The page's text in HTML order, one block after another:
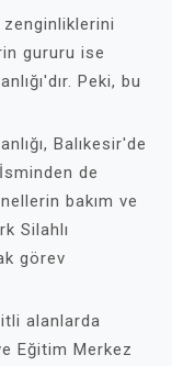
gururu ise
Peki, bu
Balıkesir'de
de
bakım ve
Silahlı
görev
alanlarda
Eğitim Merkez